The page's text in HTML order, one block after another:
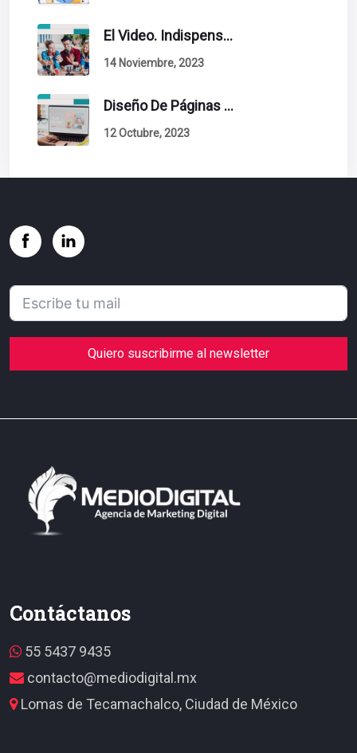
El Video. Indispensable En Tu Estrategia De Contenidos.
14 Noviembre, 2023
Diseño De Páginas Web. Esto Debe Tener Un Sitio Exitoso.
12 Octubre, 2023
Quiero suscribirme al newsletter
Contáctanos
55 5437 9435
contacto@mediodigital.mx
Lomas de Tecamachalco, Ciudad de México